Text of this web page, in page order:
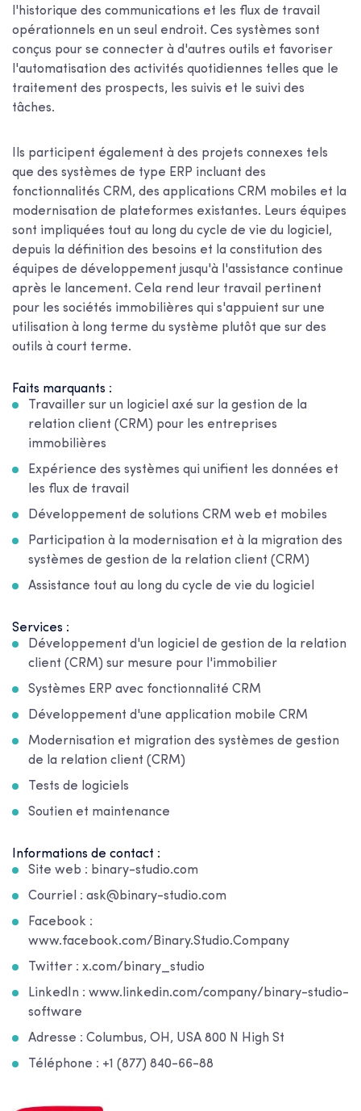
l'historique des communications et les flux de travail
opérationnels en un seul endroit. Ces systèmes sont
conçus pour se connecter à d'autres outils et favoriser
l'automatisation des activités quotidiennes telles que le
traitement des prospects, les suivis et le suivi des
tâches.
Ils participent également à des projets connexes tels
que des systèmes de type ERP incluant des
fonctionnalités CRM, des applications CRM mobiles et la
modernisation de plateformes existantes. Leurs équipes
sont impliquées tout au long du cycle de vie du logiciel,
depuis la définition des besoins et la constitution des
équipes de développement jusqu'à l'assistance continue
après le lancement. Cela rend leur travail pertinent
pour les sociétés immobilières qui s'appuient sur une
utilisation à long terme du système plutôt que sur des
outils à court terme.
Faits marquants :
Travailler sur un logiciel axé sur la gestion de la
relation client (CRM) pour les entreprises
immobilières
Expérience des systèmes qui unifient les données et
les flux de travail
Développement de solutions CRM web et mobiles
Participation à la modernisation et à la migration des
systèmes de gestion de la relation client (CRM)
Assistance tout au long du cycle de vie du logiciel
Services :
Développement d'un logiciel de gestion de la relation
client (CRM) sur mesure pour l'immobilier
Systèmes ERP avec fonctionnalité CRM
Développement d'une application mobile CRM
Modernisation et migration des systèmes de gestion
de la relation client (CRM)
Tests de logiciels
Soutien et maintenance
Informations de contact :
Site web : binary-studio.com
Courriel : ask@binary-studio.com
Facebook :
www.facebook.com/Binary.Studio.Company
Twitter : x.com/binary_studio
LinkedIn : www.linkedin.com/company/binary-studio-
software
Adresse : Columbus, OH, USA 800 N High St
Téléphone : +1 (877) 840-66-88